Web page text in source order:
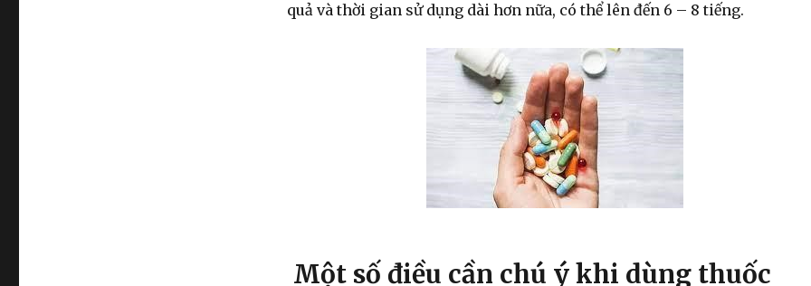
quả và thời gian sử dụng dài hơn nữa, có thể lên đến 6 – 8 tiếng.
Một số điều cần chú ý khi dùng thuốc